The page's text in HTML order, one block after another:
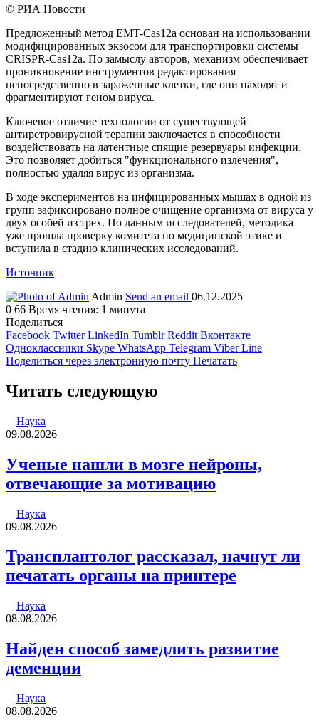
© РИА Новости
Предложенный метод EMT-Cas12a основан на использовании
модифицированных экзосом для транспортировки системы
CRISPR-Cas12a. По замыслу авторов, механизм обеспечивает
проникновение инструментов редактирования
непосредственно в зараженные клетки, где они находят и
фрагментируют геном вируса.
Ключевое отличие технологии от существующей
антиретровирусной терапии заключается в способности
воздействовать на латентные спящие резервуары инфекции.
Это позволяет добиться "функционального излечения",
полностью удаляя вирус из организма.
В ходе экспериментов на инфицированных мышах в одной из
групп зафиксировано полное очищение организма от вируса у
двух особей из трех. По данным исследователей, методика
уже прошла проверку комитета по медицинской этике и
вступила в стадию клинических исследований.
Источник
Admin Send an email 06.12.2025
0 66 Время чтения: 1 минута
Поделиться
Facebook Twitter LinkedIn Tumblr Reddit Вконтакте
Одноклассники Skype WhatsApp Telegram Viber Line
Поделиться через электронную почту Печатать
Читать следующую
Наука
09.08.2026
Ученые нашли в мозге нейроны,
отвечающие за мотивацию
Наука
09.08.2026
Трансплантолог рассказал, начнут ли
печатать органы на принтере
Наука
08.08.2026
Найден способ замедлить развитие
деменции
Наука
08.08.2026